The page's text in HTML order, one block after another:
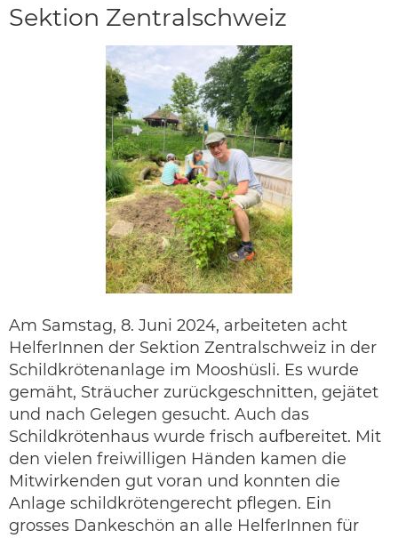
Sektion Zentralschweiz
Am Samstag, 8. Juni 2024, arbeiteten acht
HelferInnen der Sektion Zentralschweiz in der
Schildkrötenanlage im Mooshüsli. Es wurde
gemäht, Sträucher zurückgeschnitten, gejätet
und nach Gelegen gesucht. Auch das
Schildkrötenhaus wurde frisch aufbereitet. Mit
den vielen freiwilligen Händen kamen die
Mitwirkenden gut voran und konnten die
Anlage schildkrötengerecht pflegen. Ein
grosses Dankeschön an alle HelferInnen für